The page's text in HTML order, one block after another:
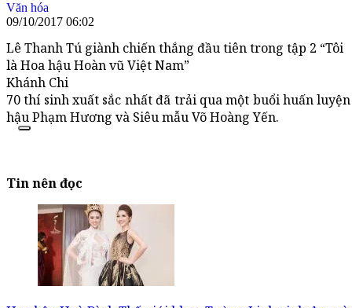
Văn hóa
09/10/2017 06:02
Lê Thanh Tú giành chiến thắng đầu tiên trong tập 2 “Tôi
là Hoa hậu Hoàn vũ Việt Nam”
Khánh Chi
70 thí sinh xuất sắc nhất đã trải qua một buổi huấn
hậu Phạm Hương và Siêu mẫu Võ Hoàng Yến.
Tin nên đọc